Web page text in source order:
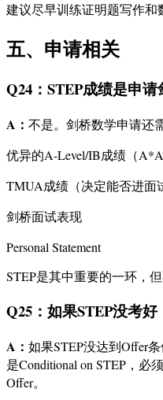
建议尽早训练证明题写作和
五、申请相关
Q24：STEP成绩是申
A： 不是。剑桥数学申请还
优异的A-Level/IB成绩（
TMUA成绩（决定能否进面
剑桥面试表现
Personal Statement
STEP是其中重要的一环，但
Q25：如果STEP没考
A： 如果STEP没达到Offer条
是Conditional on STEP，必
Offer。